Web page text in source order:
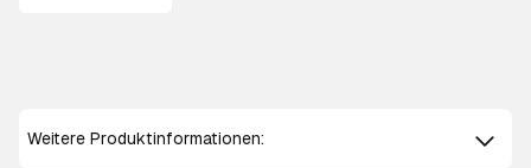
Weitere Produktinformationen: